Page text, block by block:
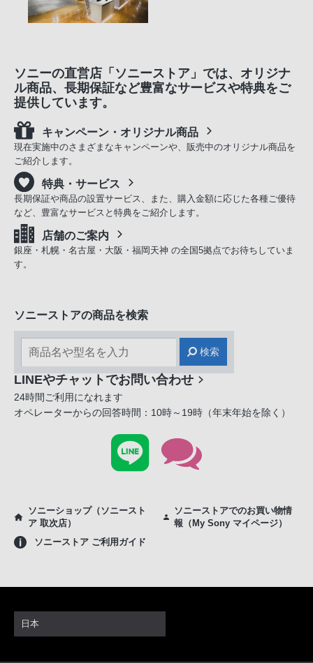
ソニーの直営店「ソニーストア」では、オリジナ
ル商品、長期保証など豊富なサービスや特典をご
提供しています。
キャンペーン・オリジナル商品
現在実施中のさまざまなキャンペーンや、販売中のオリジナル商品を
ご紹介します。
特典・サービス
長期保証や商品の設置サービス、また、購入金額に応じた各種ご優待
など、豊富なサービスと特典をご紹介します。
店舗のご案内
銀座・札幌・名古屋・大阪・福岡天神 の全国5拠点でお待ちしていま
す。
ソニーストアの商品を検索
検索
LINEやチャットでお問い合わせ
24時間ご利用になれます
オペレーターからの回答時間：10時～19時（年末年始を除く）
ソニーショップ（ソニースト
ア 取次店）
ソニーストアでのお買い物情
報（My Sony マイページ）
ソニーストア ご利用ガイド
日本